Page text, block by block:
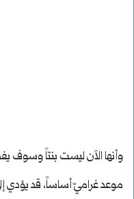
وأنها الآن ليست بنتاً وسوف
موعد غراميّ أساساً، قد يؤدي